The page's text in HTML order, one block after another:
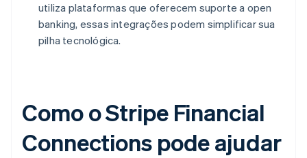
utiliza plataformas que oferecem suporte a open
banking, essas integrações podem simplificar sua
pilha tecnológica.
Como o Stripe Financial
Connections pode ajudar